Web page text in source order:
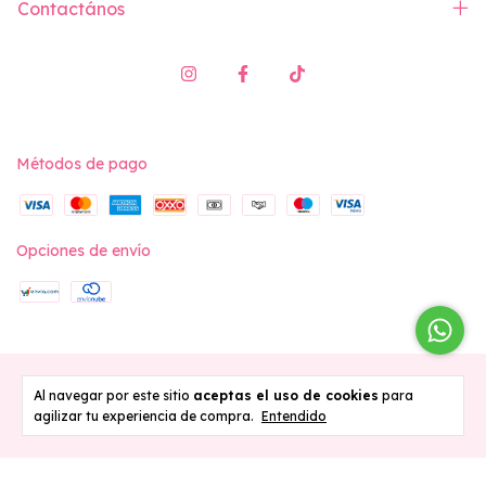
Al navegar por este sitio aceptas el uso de cookies para
agilizar tu experiencia de compra. Entendido
Contactános
Métodos de pago
Opciones de envío
Copyright Vita Swimwear - 2026. Todos los derechos reservados.